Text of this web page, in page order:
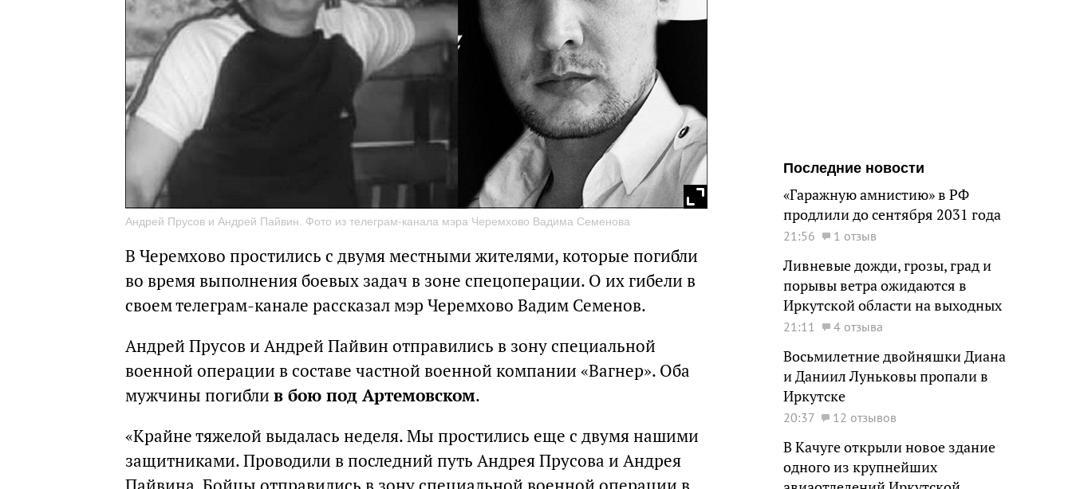
Андрей Прусов и Андрей Пайвин. Фото из телеграм-канала мэра Черемхово Вадима Семенова
В Черемхово простились с двумя местными жителями, которые погибли
во время выполнения боевых задач в зоне спецоперации. О их гибели в
своем телеграм-канале рассказал мэр Черемхово Вадим Семенов.
Андрей Прусов и Андрей Пайвин отправились в зону специальной
военной операции в составе частной военной компании «Вагнер». Оба
мужчины погибли в бою под Артемовском.
«Крайне тяжелой выдалась неделя. Мы простились еще с двумя нашими
защитниками. Проводили в последний путь Андрея Прусова и Андрея
Последние новости
«Гаражную амнистию» в РФ
продлили до сентября 2031 года
21:56 1 отзыв
Ливневые дожди, грозы, град и
порывы ветра ожидаются в
Иркутской области на выходных
21:11 4 отзыва
Восьмилетние двойняшки Диана
и Даниил Луньковы пропали в
Иркутске
20:37 12 отзывов
В Качуге открыли новое здание
одного из крупнейших